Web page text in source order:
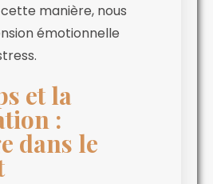
manière, nous
émotionnelle
et la
:
dans le